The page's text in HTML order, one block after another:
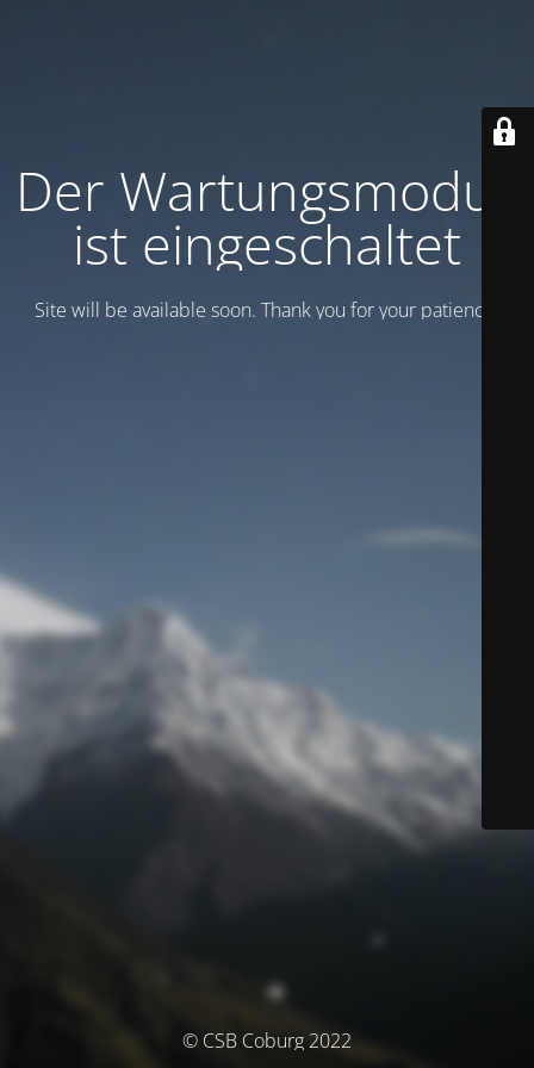
Der Wartungsmodus
ist eingeschaltet
Site will be available soon. Thank you for your patience!
© CSB Coburg 2022